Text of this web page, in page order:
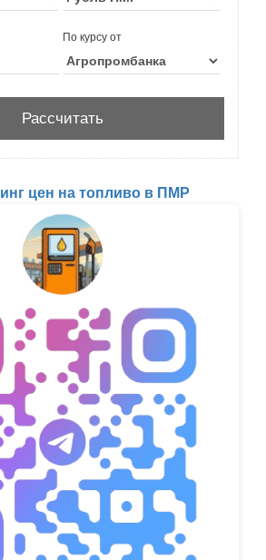
По курсу от
цен на топливо в ПМР